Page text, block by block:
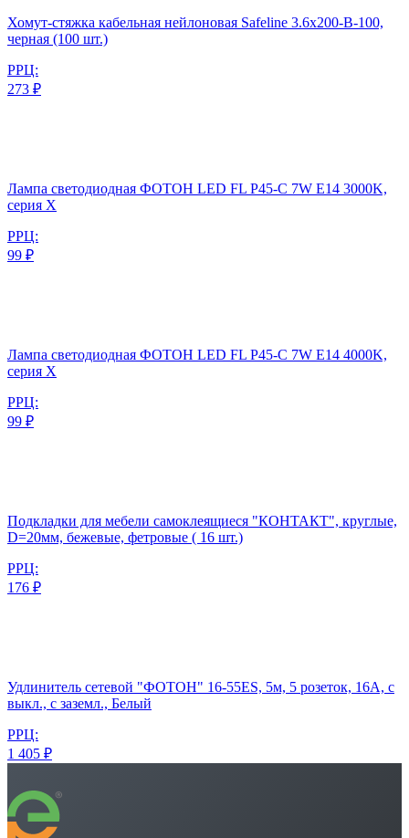
Хомут-стяжка кабельная нейлоновая Safeline 3.6x200-В-100,
черная (100 шт.)
РРЦ:
273 ₽
Лампа светодиодная ФОТОН LED FL P45-C 7W E14 3000K,
серия Х
РРЦ:
99 ₽
Лампа светодиодная ФОТОН LED FL P45-C 7W E14 4000K,
серия Х
РРЦ:
99 ₽
Подкладки для мебели самоклеящиеся "КОНТАКТ", круглые,
D=20мм, бежевые, фетровые ( 16 шт.)
РРЦ:
176 ₽
Удлинитель сетевой "ФОТОН" 16-55ЕS, 5м, 5 розеток, 16А, с
выкл., с заземл., Белый
РРЦ:
1 405 ₽